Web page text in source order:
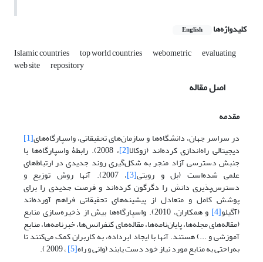
کلیدواژه‌ها English
Islamic countries top world countries webometric evaluating
web site repository
اصل مقاله
مقدمه
در سراسر جهان، دانشگاه‌ها و سازمان‌های تحقیقاتی، واسپارگاه‌های[1]
دیجیتالی راه‌اندازی کرده‌اند (زوکالا[2] ، 2008). رابطۀ واسپارگاه‌ها با
جنبش دسترسی آزاد منجر به شکل‌گیری روند جدیدی در ارتباط‌های
علمی شده‌است (بل و رویتی[3] ، 2007). آنها روش توزیع و
دسترس‌پذیری دانش را دگرگون کرده‌اند و فرصت جدیدی را برای
پوشش کامل و متعادل از پیشینه‌های تحقیقاتی فراهم آورده‌اند
(آگیلو[4] و همکاران، 2010). واسپارگاه‌ها بیش از ذخیره‌سازی منابع
(مقاله‌های مجله‌ها، پایان‌نامه‌ها، مقاله‌های کنفرانس‌ها، خبرنامه‌ها، منابع
آموزشی و ...) هستند. آنها با ایجاد ابرداده، به کاربران کمک می‌کنند تا
به‌راحتی به منابع مورد نیاز خود دست یابند (وانی و راه[5] ، 2009 ).